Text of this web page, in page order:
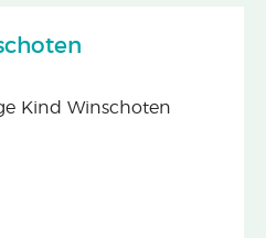
Kind Winschoten